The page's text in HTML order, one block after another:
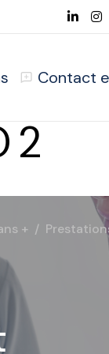
Contact
2
+